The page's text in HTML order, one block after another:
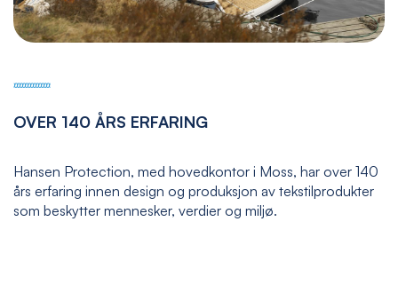
OVER 140 ÅRS ERFARING
Hansen Protection, med hovedkontor i Moss, har over 140
års erfaring innen design og produksjon av tekstilprodukter
som beskytter mennesker, verdier og miljø.